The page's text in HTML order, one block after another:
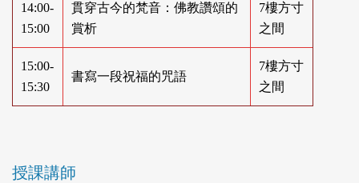
14:00-
15:00
貫穿古今的梵音：佛教讚頌的
賞析
7樓方寸
之間
15:00-
15:30
書寫一段祝福的咒語
7樓方寸
之間
授課講師